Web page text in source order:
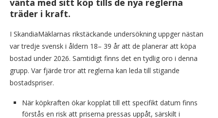
vänta med sitt köp tills de nya reglerna
träder i kraft.
I SkandiaMäklarnas rikstäckande undersökning uppger nästan
var tredje svensk i åldern 18– 39 år att de planerar att köpa
bostad under 2026. Samtidigt finns det en tydlig oro i denna
grupp. Var fjärde tror att reglerna kan leda till stigande
bostadspriser.
När köpkraften ökar kopplat till ett specifikt datum finns
förstås en risk att priserna pressas uppåt, särskilt i